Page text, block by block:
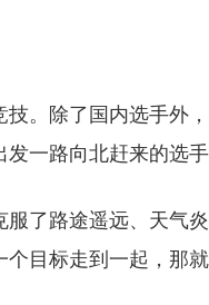
。除了国内选手外
一路向北赶来的选手
了路途遥远、天气
目标走到一起，那